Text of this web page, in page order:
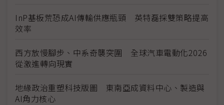
InP基板荒恐成AI傳輸供應瓶頸 英特磊採雙策略提高
效率
西方放慢腳步、中系奇襲突圍 全球汽車電動化2026
從激進轉向現實
地緣政治重塑科技版圖 東南亞成資料中心、製造與
AI角力核心